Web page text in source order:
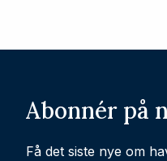
Abonnér på
Få det siste nye om